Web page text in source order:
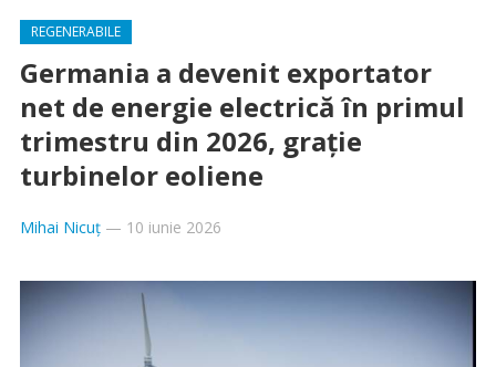
REGENERABILE
Germania a devenit exportator
net de energie electrică în primul
trimestru din 2026, grație
turbinelor eoliene
Mihai Nicuț— 10 iunie 2026